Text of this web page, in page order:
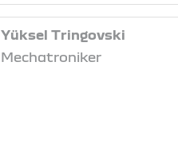
Yüksel Tringovski
Mechatroniker